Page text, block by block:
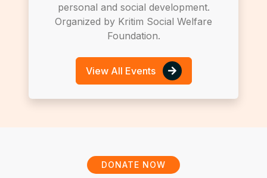
personal and social development.
Organized by Kritim Social Welfare
Foundation.
View All Events
DONATE NOW